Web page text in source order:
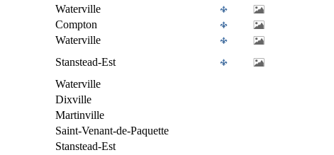
Waterville
Compton
Waterville
Stanstead-Est
Waterville
Dixville
Martinville
Saint-Venant-de-Paquette
Stanstead-Est